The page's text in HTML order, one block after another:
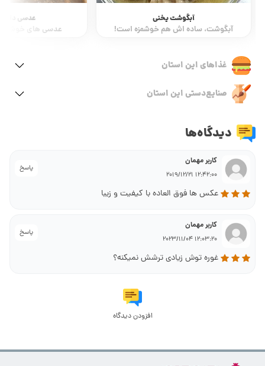
آبگوشت یخنی
آبگوشت، ساده اش هم خوشمزه است!
عدسی
عدسی های خوشمزه
غذاهای این استان
صنایع‌دستی این استان
دیدگاه‌ها
پاسخ
کاربر مهمان
12:42:00 2019/12/21
عکس ها فوق العاده با کیفیت و زیبا
پاسخ
کاربر مهمان
12:03:20 2023/11/04
غوره توش زیادی ترشش نمیکنه؟
افزودن دیدگاه